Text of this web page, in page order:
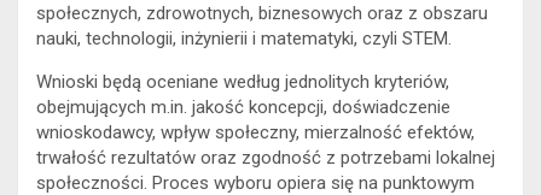
społecznych, zdrowotnych, biznesowych oraz z obszaru
nauki, technologii, inżynierii i matematyki, czyli STEM.
Wnioski będą oceniane według jednolitych kryteriów,
obejmujących m.in. jakość koncepcji, doświadczenie
wnioskodawcy, wpływ społeczny, mierzalność efektów,
trwałość rezultatów oraz zgodność z potrzebami lokalnej
społeczności. Proces wyboru opiera się na punktowym